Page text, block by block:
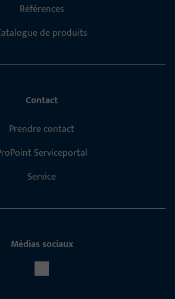
Références
de produits
Contact
Prendre contact
Serviceportal
Service
Médias sociaux